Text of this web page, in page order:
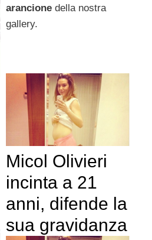
arancionedella nostra
gallery.
Micol Olivieri
incinta a 21
anni, difende la
sua gravidanza